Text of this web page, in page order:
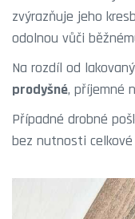
zvýrazňuje jeho
odolnou vůči
Na rozdíl od
prodyšné, příjemné
Případné drobné
bez nutnosti celkové